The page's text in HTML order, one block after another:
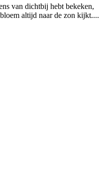
van dichtbij hebt bekeken,
altijd naar de zon kijkt....